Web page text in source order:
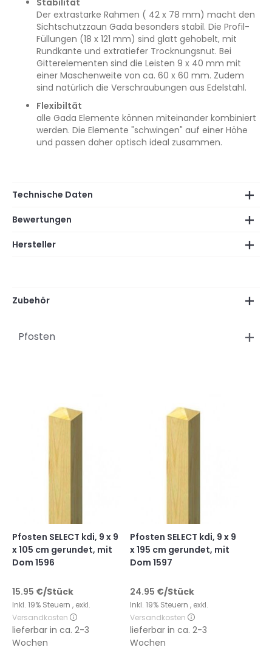
Stabilität
Der extrastarke Rahmen ( 42 x 78 mm) macht den
Sichtschutzzaun Gada besonders stabil. Die Profil-
Füllungen (18 x 121 mm) sind glatt gehobelt, mit
Rundkante und extratiefer Trocknungsnut. Bei
Gitterelementen sind die Leisten 9 x 40 mm mit
einer Maschenweite von ca. 60 x 60 mm. Zudem
sind natürlich die Verschraubungen aus Edelstahl.
Flexibiltät
alle Gada Elemente können miteinander kombiniert
werden. Die Elemente "schwingen" auf einer Höhe
und passen daher optisch ideal zusammen.
Technische Daten
Bewertungen
Hersteller
Zubehör
Pfosten
Pfosten SELECT kdi, 9 x 9
x 105 cm gerundet, mit
Dom 1596
15.95 €/Stück
Inkl. 19% Steuern , exkl.
Versandkosten
lieferbar in ca. 2-3
Wochen
Pfosten SELECT kdi, 9 x 9
x 195 cm gerundet, mit
Dom 1597
24.95 €/Stück
Inkl. 19% Steuern , exkl.
Versandkosten
lieferbar in ca. 2-3
Wochen